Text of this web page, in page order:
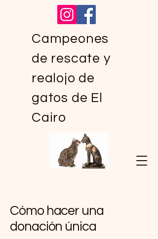
Campeones
de rescate y
realojo de
gatos de El
Cairo
Cómo hacer una
donación única